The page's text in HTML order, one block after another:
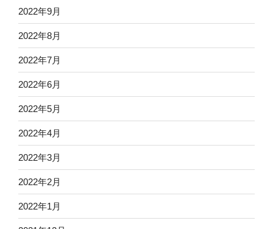
2022年9月
2022年8月
2022年7月
2022年6月
2022年5月
2022年4月
2022年3月
2022年2月
2022年1月